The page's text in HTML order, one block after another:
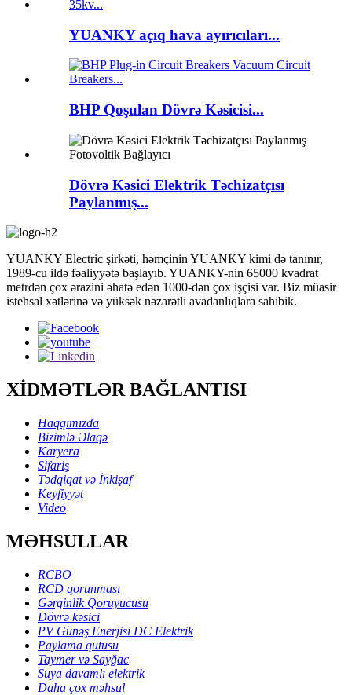
YUANKY açıq hava ayırıcıları...
BHP Qoşulan Dövrə Kəsicisi...
Dövrə Kəsici Elektrik Təchizatçısı
Paylanmış...
YUANKY Electric şirkəti, həmçinin YUANKY kimi də tanınır,
1989-cu ildə fəaliyyətə başlayıb. YUANKY-nin 65000 kvadrat
metrdən çox ərazini əhatə edən 1000-dən çox işçisi var. Biz müasir
istehsal xətlərinə və yüksək nəzarətli avadanlıqlara sahibik.
XİDMƏTLƏR BAĞLANTISI
Haqqımızda
Bizimlə Əlaqə
Karyera
Sifariş
Tədqiqat və İnkişaf
Keyfiyyət
Video
MƏHSULLAR
RCBO
RCD qorunması
Gərginlik Qoruyucusu
Dövrə kəsici
PV Günəş Enerjisi DC Elektrik
Paylama qutusu
Taymer və Sayğac
Suya davamlı elektrik
Daha çox məhsul